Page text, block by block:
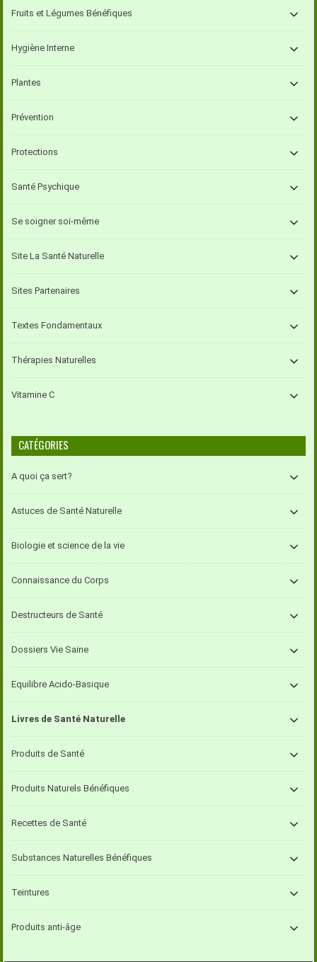
Fruits et Légumes Bénéfiques
Hygiène Interne
Plantes
Prévention
Protections
Santé Psychique
Se soigner soi-même
Site La Santé Naturelle
Sites Partenaires
Textes Fondamentaux
Thérapies Naturelles
Vitamine C
CATÉGORIES
A quoi ça sert?
Astuces de Santé Naturelle
Biologie et science de la vie
Connaissance du Corps
Destructeurs de Santé
Dossiers Vie Saine
Equilibre Acido-Basique
Livres de Santé Naturelle
Produits de Santé
Produits Naturels Bénéfiques
Recettes de Santé
Substances Naturelles Bénéfiques
Teintures
Produits anti-âge